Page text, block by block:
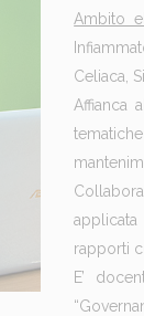
Ambito
Celiaca,
Affianca
applicata
rapporti
E’